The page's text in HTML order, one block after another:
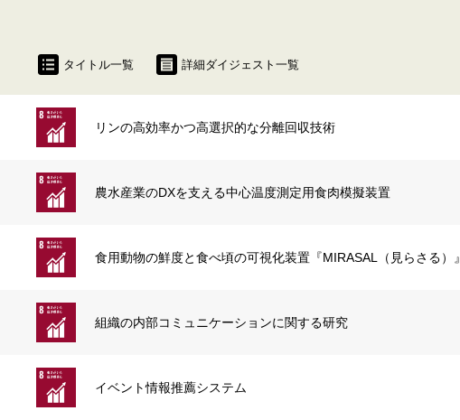
タイトル一覧 詳細ダイジェスト一覧
リンの高効率かつ高選択的な分離回収技術
農水産業のDXを支える中心温度測定用食肉模擬装置
食用動物の鮮度と食べ頃の可視化装置『MIRASAL（見らさる）』
組織の内部コミュニケーションに関する研究
イベント情報推薦システム